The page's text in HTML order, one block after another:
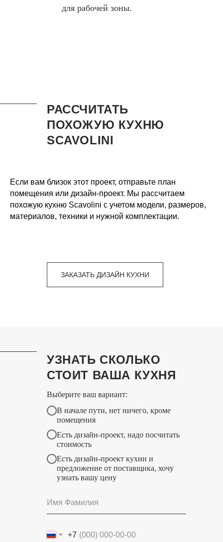
для рабочей зоны.
РАССЧИТАТЬ
ПОХОЖУЮ КУХНЮ
SCAVOLINI
Если вам близок этот проект, отправьте план
помещения или дизайн-проект. Мы рассчитаем
похожую кухню Scavolini с учетом модели, размеров,
материалов, техники и нужной комплектации.
ЗАКАЗАТЬ ДИЗАЙН КУХНИ
УЗНАТЬ СКОЛЬКО
СТОИТ ВАША КУХНЯ
Выберите ваш вариант:
В начале пути, нет ничего, кроме
помещения
Есть дизайн-проект, надо посчитать
стоимость
Есть дизайн-проект кухни и
предложение от поставщика, хочу
узнать вашу цену
+7